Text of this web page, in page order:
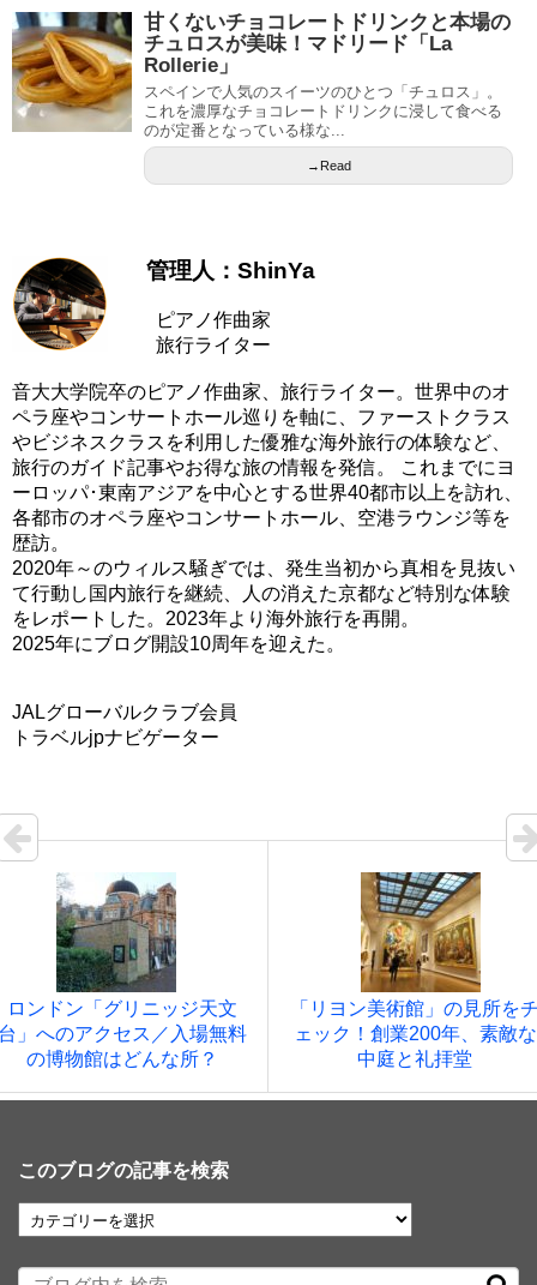
甘くないチョコレートドリンクと本場の
チュロスが美味！マドリード「La
Rollerie」
スペインで人気のスイーツのひとつ「チュロス」。
これを濃厚なチョコレートドリンクに浸して食べる
のが定番となっている様な...
→Read
管理人：ShinYa
ピアノ作曲家
旅行ライター
音大大学院卒のピアノ作曲家、旅行ライター。世界中のオ
ペラ座やコンサートホール巡りを軸に、ファーストクラス
やビジネスクラスを利用した優雅な海外旅行の体験など、
旅行のガイド記事やお得な旅の情報を発信。 これまでにヨ
ーロッパ･東南アジアを中心とする世界40都市以上を訪れ、
各都市のオペラ座やコンサートホール、空港ラウンジ等を
歴訪。
2020年～のウィルス騒ぎでは、発生当初から真相を見抜い
て行動し国内旅行を継続、人の消えた京都など特別な体験
をレポートした。2023年より海外旅行を再開。
2025年にブログ開設10周年を迎えた。
JALグローバルクラブ会員
トラベルjpナビゲーター
ロンドン「グリニッジ天文
」へのアクセス／入場無料
の博物館はどんな所？
「リヨン美術館」の見所を
ェック！創業200年、素敵な
中庭と礼拝堂
このブログの記事を検索